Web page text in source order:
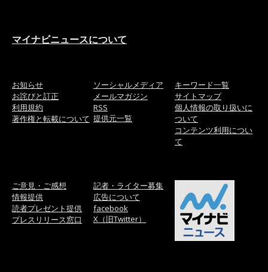
マイナビニュースについて
お知らせ
お詫びと訂正
利用規約
著作権と転載について
ソーシャルメディア
メールマガジン
RSS
提供元一覧
キーワード一覧
サイトマップ
個人情報の取り扱いに
ついて
コンテンツ利用につい
て
ご意見・ご感想
情報提供
読者プレゼント提供
プレスリリース窓口
記者・ライター募集
広告について
facebook
X（旧Twitter）